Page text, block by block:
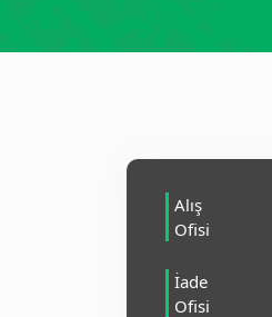
Alış
Ofisi
İade
Ofisi